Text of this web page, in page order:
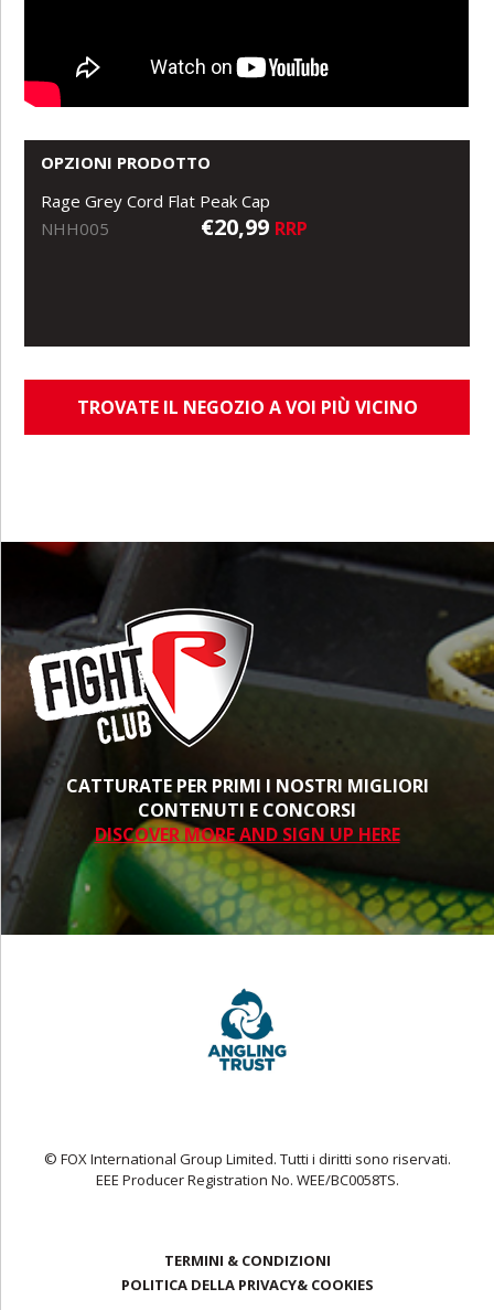
OPZIONI PRODOTTO
Rage Grey Cord Flat Peak Cap
NHH005
€20,99 RRP
TROVATE IL NEGOZIO A VOI PIÙ VICINO
CATTURATE PER PRIMI I NOSTRI MIGLIORI
CONTENUTI E CONCORSI
DISCOVER MORE AND SIGN UP HERE
© FOX International Group Limited. Tutti i diritti sono riservati.
EEE Producer Registration No. WEE/BC0058TS.
TERMINI & CONDIZIONI
POLITICA DELLA PRIVACY& COOKIES